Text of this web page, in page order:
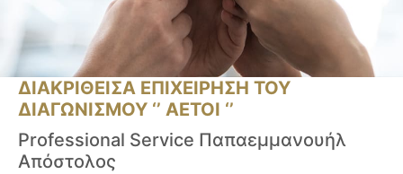
ΔΙΑΚΡΙΘΕΙΣΑ ΕΠΙΧΕΙΡΗΣΗ ΤΟΥ
ΔΙΑΓΩΝΙΣΜΟΥ ‘’ ΑΕΤΟΙ ‘’
Professional Service Παπαεμμανουήλ
Απόστολος